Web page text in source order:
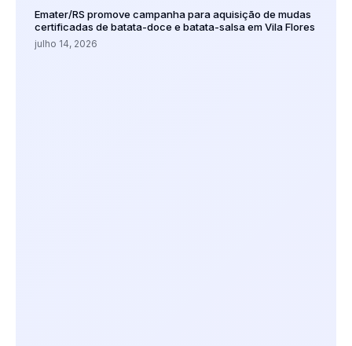
Emater/RS promove campanha para aquisição de mudas
certificadas de batata-doce e batata-salsa em Vila Flores
julho 14, 2026